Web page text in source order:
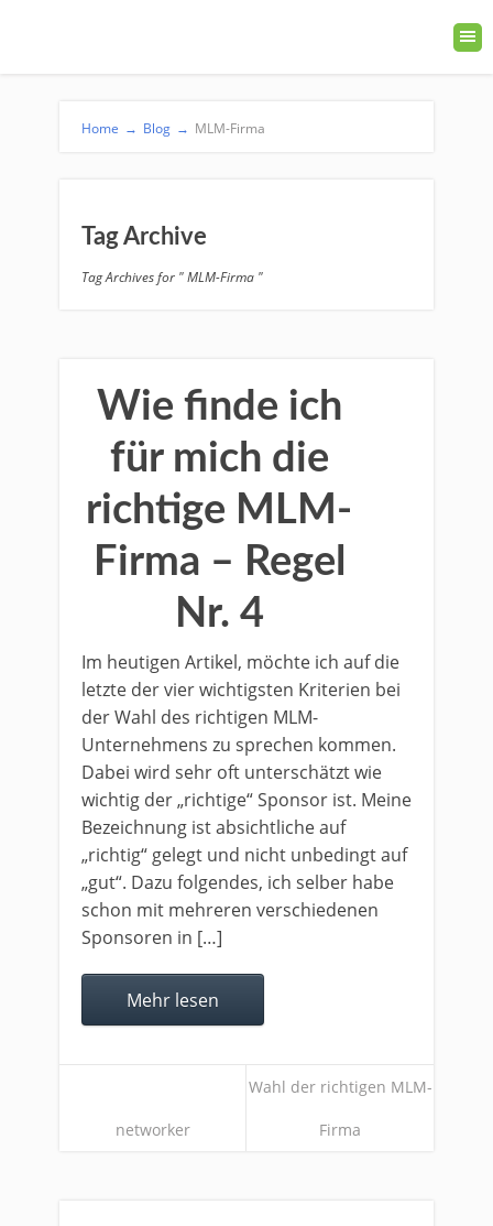
Home → Blog → MLM-Firma
Tag Archive
Tag Archives for " MLM-Firma "
Wie finde ich
für mich die
richtige MLM-
Firma – Regel
Nr. 4
Im heutigen Artikel, möchte ich auf die
letzte der vier wichtigsten Kriterien bei
der Wahl des richtigen MLM-
Unternehmens zu sprechen kommen.
Dabei wird sehr oft unterschätzt wie
wichtig der „richtige“ Sponsor ist. Meine
Bezeichnung ist absichtliche auf
„richtig“ gelegt und nicht unbedingt auf
„gut“. Dazu folgendes, ich selber habe
schon mit mehreren verschiedenen
Sponsoren in […]
Mehr lesen
networker
Wahl der richtigen MLM-
Firma